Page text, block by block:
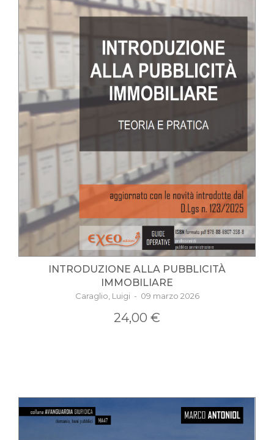
INTRODUZIONE ALLA PUBBLICITÀ
IMMOBILIARE
Caraglio, Luigi - 09 marzo 2026
24,00 €